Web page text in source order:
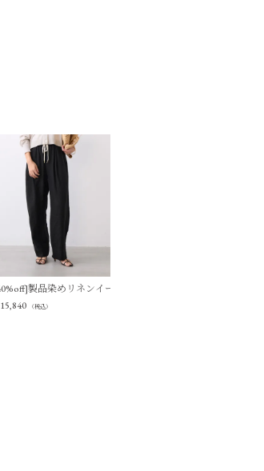
リカバリーサンダル
製品染めリネンイージーパンツ
15,840 （税込）